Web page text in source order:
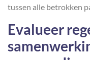
tussen alle betrokken
Evalueer